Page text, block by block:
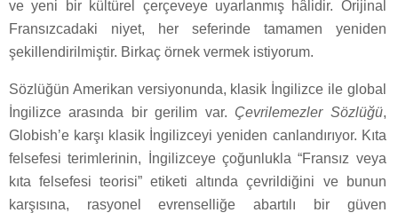
ve yeni bir kültürel çerçeveye uyarlanmış hâlidir. Orijinal
Fransızcadaki niyet, her seferinde tamamen yeniden
şekillendirilmiştir. Birkaç örnek vermek istiyorum.
Sözlüğün Amerikan versiyonunda, klasik İngilizce ile global
İngilizce arasında bir gerilim var. Çevrilemezler Sözlüğü,
Globish’e karşı klasik İngilizceyi yeniden canlandırıyor. Kıta
felsefesi terimlerinin, İngilizceye çoğunlukla “Fransız veya
kıta felsefesi teorisi” etiketi altında çevrildiğini ve bunun
karşısına, rasyonel evrenselliğe abartılı bir güven